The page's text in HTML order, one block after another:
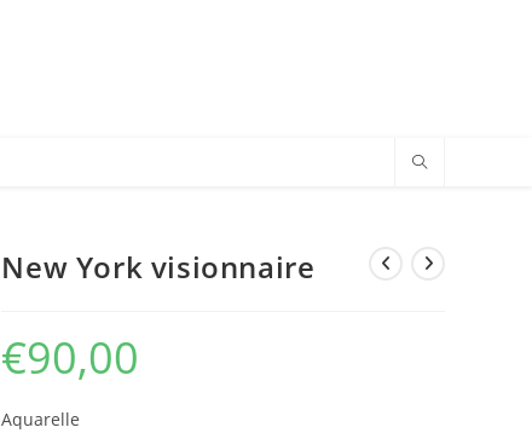
New York visionnaire
€90,00
Aquarelle